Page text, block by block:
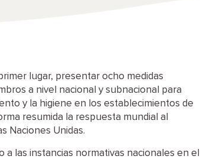
lugar, presentar ocho medidas
a nivel nacional y subnacional para
y la higiene en los establecimientos de
resumida la respuesta mundial al
Naciones Unidas.
las instancias normativas nacionales en el